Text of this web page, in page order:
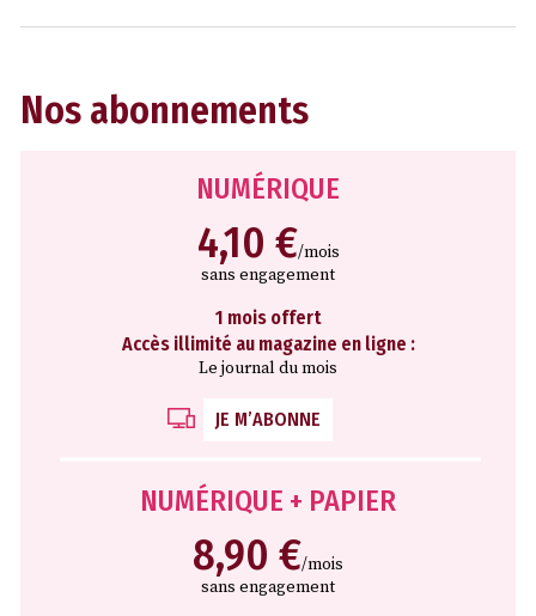
Nos abonnements
NUMÉRIQUE
4,10 €/mois
sans engagement
1 mois offert
Accès illimité au magazine en ligne :
Le journal du mois
JE M’ABONNE
NUMÉRIQUE + PAPIER
8,90 €/mois
sans engagement